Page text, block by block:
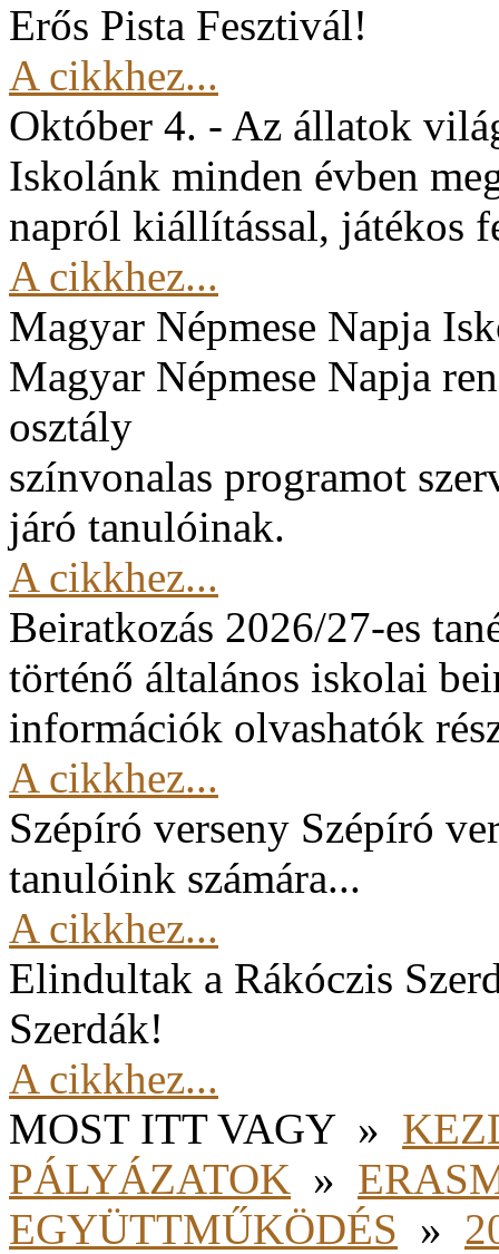
Erős Pista Fesztivál!
A cikkhez...
Október 4. - Az állatok
Iskolánk minden évben
napról kiállítással, játékos
A cikkhez...
Magyar Népmese Napja
Magyar Népmese Napja
osztály
színvonalas programot
járó tanulóinak.
A cikkhez...
Beiratkozás 2026/27-es
történő általános iskolai
információk olvashatók
A cikkhez...
Szépíró verseny Szépíró
tanulóink számára...
A cikkhez...
Elindultak a Rákóczis
Szerdák!
A cikkhez...
MOST ITT VAGY »
PÁLYÁZATOK »
EGYÜTTMŰKÖDÉS »